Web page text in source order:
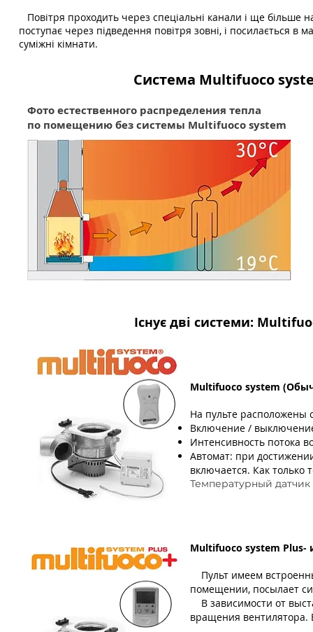
Повітря проходить через спеціальні канали і ще більше
поступає через підведення повітря зовні, і посилається в
суміжні кімнати.
Система Multifuoco
Фото естественного распределения тепла
по помещению без системы Multifuoco system
Існує дві системи:
Multifuoco system
На пульте расположены
Включение /
Интенсивность потока
Автомат: при
включается. Как только
Температурный
Multifuoco system
Пульт имеем
помещении, посылает
В зависимости от
вращения вентилятора.